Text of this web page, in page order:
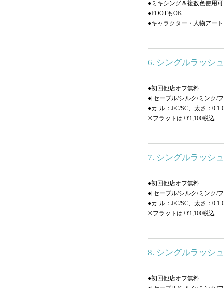
●ミキシング＆複数色使用可
●FOOTもOK
●キャラクター・人物アー
6. シングルラッシ
●初回他店オフ無料
●[セーブル/シルク/ミンク/
●カ-ル：J/C/SC、太さ：
※フラットは+¥1,100税込
7. シングルラッシ
●初回他店オフ無料
●[セーブル/シルク/ミンク/
●カ-ル：J/C/SC、太さ：
※フラットは+¥1,100税込
8. シングルラッシ
●初回他店オフ無料